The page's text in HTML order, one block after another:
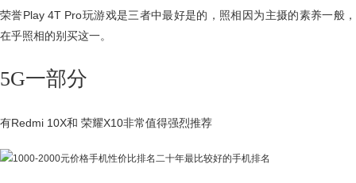
荣誉Play 4T Pro玩游戏是三者中最好是的，照相因为主摄的素养一般，
在乎照相的别买这一。
5G一部分
有Redmi 10X和 荣耀X10非常值得强烈推荐